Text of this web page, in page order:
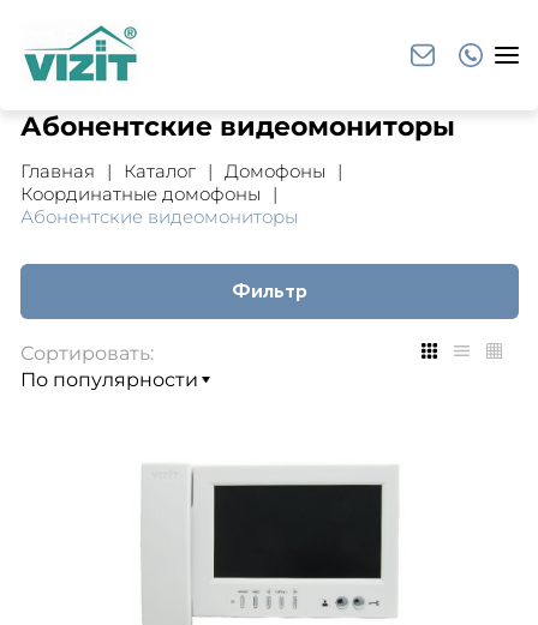
Абонентские видеомониторы
Главная Каталог
Домофоны
Координатные домофоны
Абонентские видеомониторы
Фильтр
Сортировать: